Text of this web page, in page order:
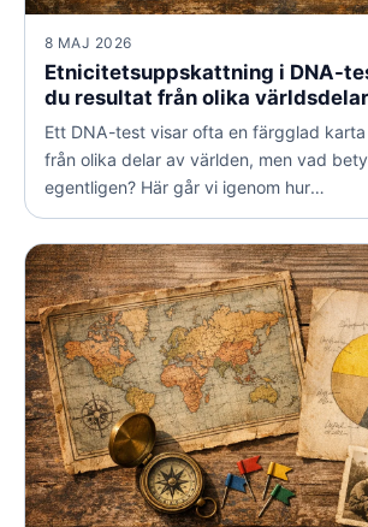
8 MAJ 2026
Etnicitetsuppskattning i DNA-
du resultat från olika världsdelar
Ett DNA-test visar ofta en färgglad
från olika delar av världen, men vad
egentligen? Här går vi igenom hur
etnicitetsuppskattningar fungerar, varför
mellan kontinenter och hur du tolkar
klokt sätt.